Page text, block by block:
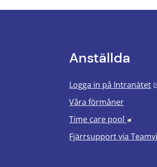
Anställda
Logga in på Intranätet
Våra förmåner
Time care pool
Länk
Fjärrsupport via